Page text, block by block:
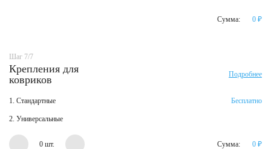
Сумма: 0 ₽
Шаг 7/7
Крепления для
ковриков
Подробнее
1. Стандартные Бесплатно
2. Универсальные
0 шт. Сумма: 0 ₽